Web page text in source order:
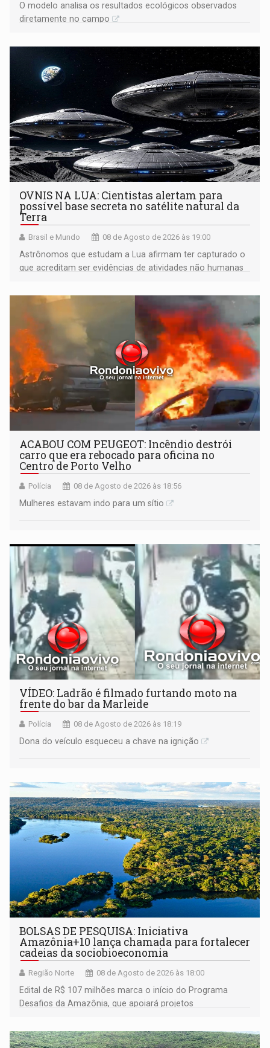
O modelo analisa os resultados ecológicos observados
diretamente no campo
OVNIS NA LUA: Cientistas alertam para
possível base secreta no satélite natural da
Terra
Brasil e Mundo 08 de Agosto de 2026 às 19:00
Astrônomos que estudam a Lua afirmam ter capturado o
que acreditam ser evidências de atividades não humanas
órbita
ACABOU COM PEUGEOT: Incêndio destrói
carro que era rebocado para oficina no
Centro de Porto Velho
Polícia 08 de Agosto de 2026 às 18:56
Mulheres estavam indo para um sítio
VÍDEO: Ladrão é filmado furtando moto na
frente do bar da Marleide
Polícia 08 de Agosto de 2026 às 18:19
Dona do veículo esqueceu a chave na ignição
BOLSAS DE PESQUISA: Iniciativa
Amazônia+10 lança chamada para fortalecer
cadeias da sociobioeconomia
Região Norte 08 de Agosto de 2026 às 18:00
Edital de R$ 107 milhões marca o início do Programa
Desafios da Amazônia, que apoiará projetos
submissão de pré-propostas poderá ser feita até 1º de
setembro